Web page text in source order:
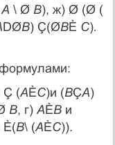
А \ ØВ), ж) Ø (Ø (
DØВ) Ç(ØВÈ С).
Ç (AÈC)и (BÇA)
B, г) АÈB и
È(В\ (AÈC)).